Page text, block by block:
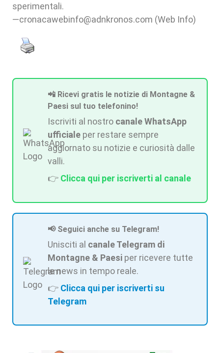
sperimentali.
—cronacawebinfo@adnkronos.com (Web Info)
📲 Ricevi gratis le notizie di Montagne &
Paesi sul tuo telefonino!
Iscriviti al nostro canale WhatsApp
ufficiale per restare sempre
aggiornato su notizie e curiosità dalle
valli.
👉 Clicca qui per iscriverti al canale
📢 Seguici anche su Telegram!
Unisciti al canale Telegram di
Montagne & Paesi per ricevere tutte
le news in tempo reale.
👉 Clicca qui per iscriverti su
Telegram